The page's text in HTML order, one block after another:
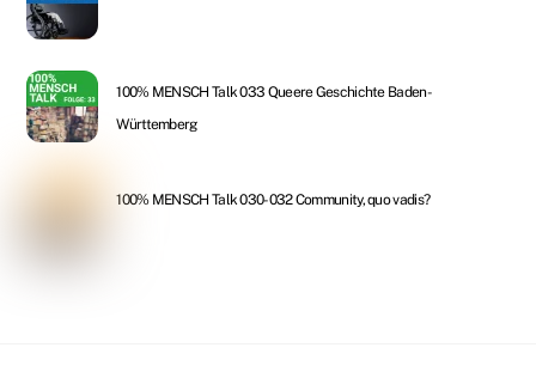
100% MENSCH Talk 033 Queere Geschichte Baden-
Württemberg
100% MENSCH Talk 030-032 Community, quo vadis?